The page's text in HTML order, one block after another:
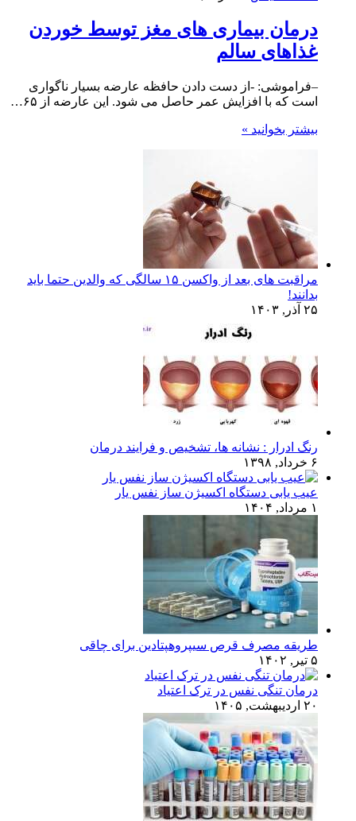
درمان بیماری های مغز توسط خوردن
غذاهای سالم
–فراموشی: -از دست دادن حافظه عارضه بسیار ناگواری
است که با افزایش عمر حاصل می شود. این عارضه از ۶۵…
بیشتر بخوانید »
مراقبت های بعد از واکسن ۱۵ سالگی که والدین حتما باید
بدانند!
۲۵ آذر, ۱۴۰۳
رنگ ادرار : نشانه ها، تشخیص و فرایند درمان
۶ خرداد, ۱۳۹۸
عیب یابی دستگاه اکسیژن ساز نفس یار
۱ مرداد, ۱۴۰۴
طریقه مصرف قرص سیپروهپتادین برای چاقی
۵ تیر, ۱۴۰۲
درمان تنگی نفس در ترک اعتیاد
۲۰ اردیبهشت, ۱۴۰۵